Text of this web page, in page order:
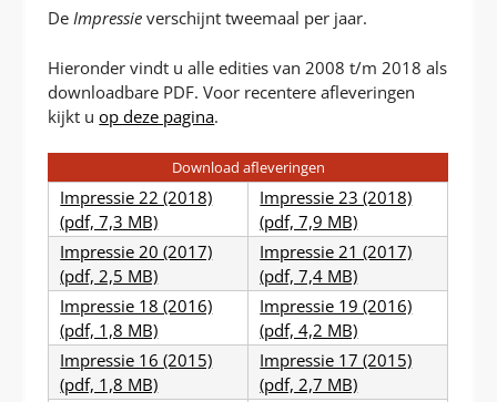
DeImpressie verschijnt tweemaal per jaar.
Hieronder vindt u alle edities van 2008 t/m 2018 als
downloadbare PDF. Voor recentere afleveringen
kijkt uop deze pagina.
Download afleveringen
Impressie 22 (2018)
(pdf, 7,3 MB)
Impressie 23 (2018)
(pdf, 7,9 MB)
Impressie 20 (2017)
(pdf, 2,5 MB)
Impressie 21 (2017)
(pdf, 7,4 MB)
Impressie 18 (2016)
(pdf, 1,8 MB)
Impressie 19 (2016)
(pdf, 4,2 MB)
Impressie 16 (2015)
(pdf, 1,8 MB)
Impressie 17 (2015)
(pdf, 2,7 MB)